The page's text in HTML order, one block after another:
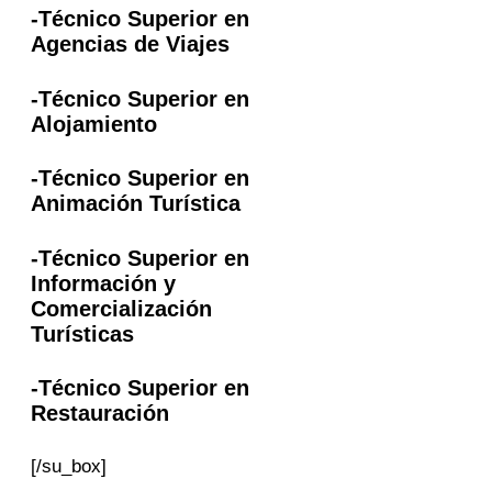
-Técnico Superior en
Agencias de Viajes
-Técnico Superior en
Alojamiento
-Técnico Superior en
Animación Turística
-Técnico Superior en
Información y
Comercialización
Turísticas
-Técnico Superior en
Restauración
[/su_box]